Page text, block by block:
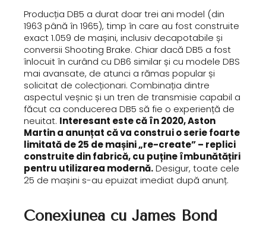
Producția DB5 a durat doar trei ani model (din
1963 până în 1965), timp în care au fost construite
exact 1.059 de mașini, inclusiv decapotabile și
conversii Shooting Brake. Chiar dacă DB5 a fost
înlocuit în curând cu DB6 similar și cu modele DBS
mai avansate, de atunci a rămas popular și
solicitat de colecționari. Combinația dintre
aspectul veșnic și un tren de transmisie capabil a
făcut ca conducerea DB5 să fie o experiență de
neuitat. Interesant este că în 2020, Aston
Martin a anunțat că va construi o serie foarte
limitată de 25 de mașini „re-create” – replici
construite din fabrică, cu puține îmbunătățiri
pentru utilizarea modernă.Desigur, toate cele
25 de mașini s-au epuizat imediat după anunț.
Conexiunea cu James Bond